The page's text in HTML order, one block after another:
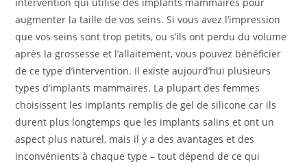
intervention qui utilise des implants mammaires pour
augmenter la taille de vos seins. Si vous avez l’impression
que vos seins sont trop petits, ou s’ils ont perdu du volume
après la grossesse et l’allaitement, vous pouvez bénéficier
de ce type d’intervention. Il existe aujourd’hui plusieurs
types d’implants mammaires. La plupart des femmes
choisissent les implants remplis de gel de silicone car ils
durent plus longtemps que les implants salins et ont un
aspect plus naturel, mais il y a des avantages et des
inconvénients à chaque type – tout dépend de ce qui